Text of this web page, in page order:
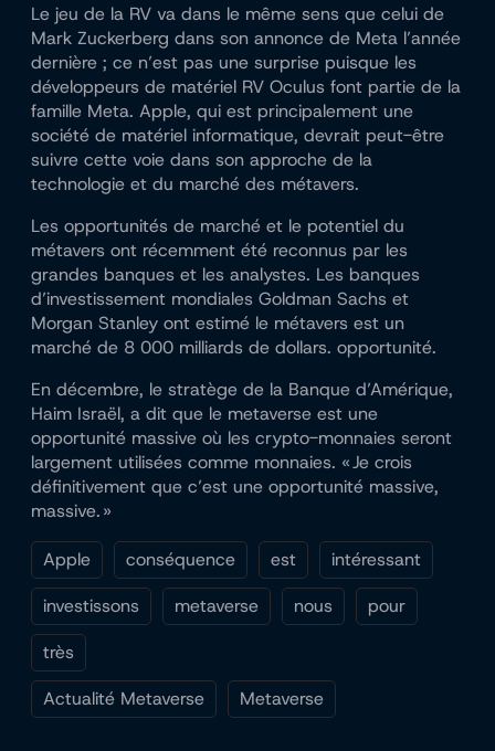
Le jeu de la RV va dans le même sens que celui de
Mark Zuckerberg dans son annonce de Meta l’année
dernière ; ce n’est pas une surprise puisque les
développeurs de matériel RV Oculus font partie de la
famille Meta. Apple, qui est principalement une
société de matériel informatique, devrait peut-être
suivre cette voie dans son approche de la
technologie et du marché des métavers.
Les opportunités de marché et le potentiel du
métavers ont récemment été reconnus par les
grandes banques et les analystes. Les banques
d’investissement mondiales Goldman Sachs et
Morgan Stanley ont estimé le métavers est un
marché de 8 000 milliards de dollars. opportunité.
En décembre, le stratège de la Banque d’Amérique,
Haim Israël, a dit que le metaverse est une
opportunité massive où les crypto-monnaies seront
largement utilisées comme monnaies. « Je crois
définitivement que c’est une opportunité massive,
massive. »
Apple conséquence est
intéressant
investissons
metaverse nous
pour
très
Actualité Metaverse
Metaverse